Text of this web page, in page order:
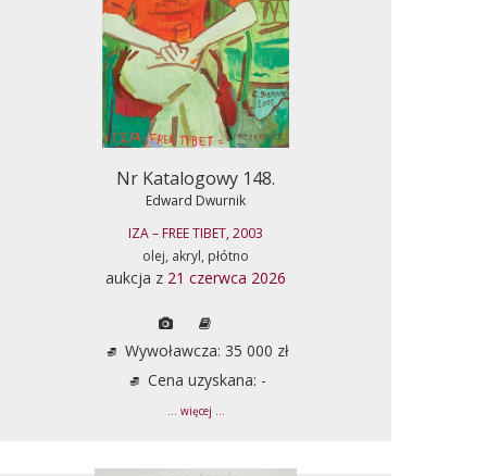
Nr Katalogowy 148.
Edward Dwurnik
IZA – FREE TIBET, 2003
olej, akryl, płótno
aukcja z 21 czerwca 2026
Wywoławcza: 35 000 zł
Cena uzyskana: -
... więcej ...